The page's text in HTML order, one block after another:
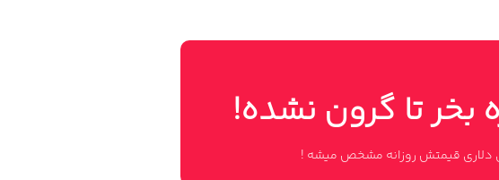
بخر تا گرون نشده!
دلاری قیمتش روزانه مشخص میشه !